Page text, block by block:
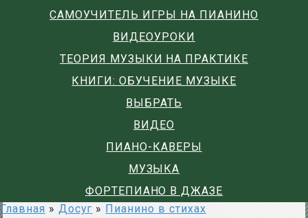
САМОУЧИТЕЛЬ ИГРЫ НА ПИАНИНО
ВИДЕОУРОКИ
ТЕОРИЯ МУЗЫКИ НА ПРАКТИКЕ
КНИГИ: ОБУЧЕНИЕ МУЗЫКЕ
ВЫБРАТЬ
ВИДЕО
ПИАНО-КАВЕРЫ
МУЗЫКА
ФОРТЕПИАНО В ДЖАЗЕ
Главная » Досуг » Пианино в стихах